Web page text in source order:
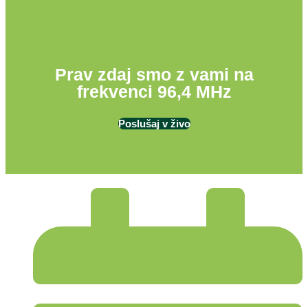
Prav zdaj smo z vami na
frekvenci 96,4 MHz
Poslušaj v živo